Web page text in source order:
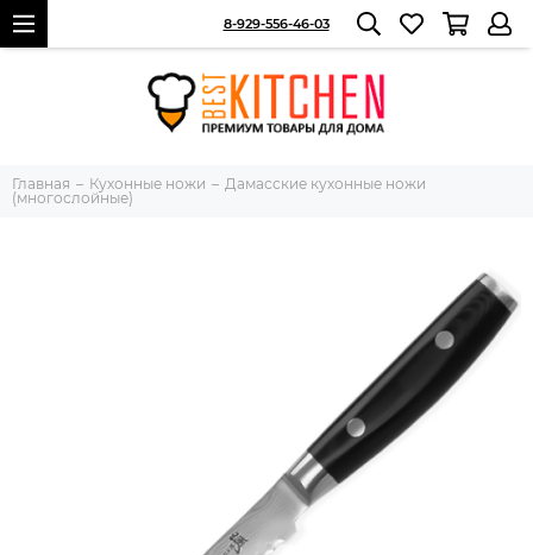
8-929-556-46-03
Главная Кухонные ножи
Дамасские кухонные ножи
(многослойные)